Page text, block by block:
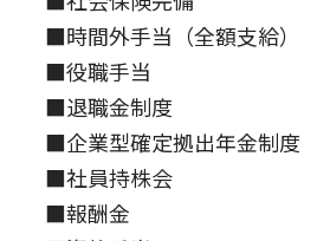
■時間外手当（全額支給）
■役職手当
■退職金制度
■企業型確定拠出年金制度
■社員持株会
■報酬金